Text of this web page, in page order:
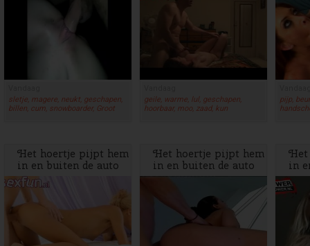
sletje, magere, neukt, geschapen,
billen, cum, snowboarder, Groot
geile, warme, lul, geschapen,
hoorbaar, moo, zaad, kun
pijp,
Het hoertje pijpt hem
in en buiten de auto
en laat zich neuken
Het hoertje pijpt hem
in en buiten de auto
en laat zich neuken
Het
in
en